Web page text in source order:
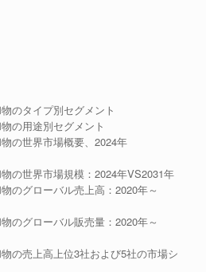
のタイプ別セグメント
の用途別セグメント
の世界市場概要、2024年
の世界市場規模：2024年VS2031年
のグローバル売上高：2020年～
のグローバル販売量：2020年～
の売上高上位3社および5社の市場シ